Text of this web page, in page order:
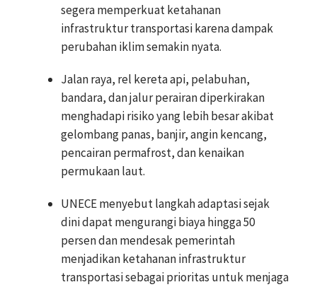
segera memperkuat ketahanan
infrastruktur transportasi karena dampak
perubahan iklim semakin nyata.
Jalan raya, rel kereta api, pelabuhan,
bandara, dan jalur perairan diperkirakan
menghadapi risiko yang lebih besar akibat
gelombang panas, banjir, angin kencang,
pencairan permafrost, dan kenaikan
permukaan laut.
UNECE menyebut langkah adaptasi sejak
dini dapat mengurangi biaya hingga 50
persen dan mendesak pemerintah
menjadikan ketahanan infrastruktur
transportasi sebagai prioritas untuk menjaga